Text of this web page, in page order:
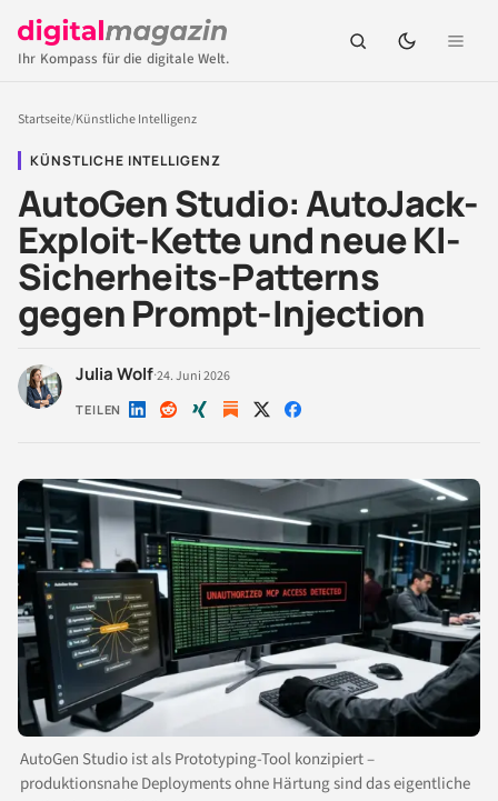
Ihr Kompass für die digitale Welt.
Startseite/Künstliche Intelligenz
KÜNSTLICHE INTELLIGENZ
AutoGen Studio: AutoJack-
Exploit-Kette und neue KI-
Sicherheits-Patterns
gegen Prompt-Injection
Julia Wolf·24. Juni 2026
TEILEN Auf Auf Auf Auf Auf
AutoGen Studio ist als Prototyping-Tool konzipiert –
produktionsnahe Deployments ohne Härtung sind das eigentliche